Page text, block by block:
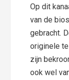
Op dit
van de
gebracht.
originele
zijn
ook wel